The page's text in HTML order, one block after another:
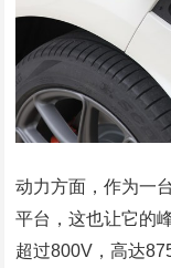
动力方面，作为一
平台，这也让它的
超过800V，高达